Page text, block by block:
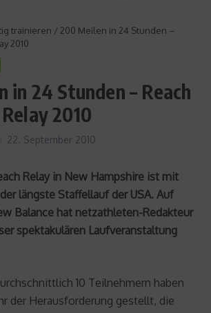
trainieren / 200 Meilen in 24 Stunden –
2010
in 24 Stunden – Reach
2010
22. September 2010
Relay in New Hampshire ist mit
längste Staffellauf der USA. Auf
Balance hat netzathleten-Redakteur
spektakulären Laufveranstaltung
10 Teilnehmern haben
der Herausforderung gestellt, die